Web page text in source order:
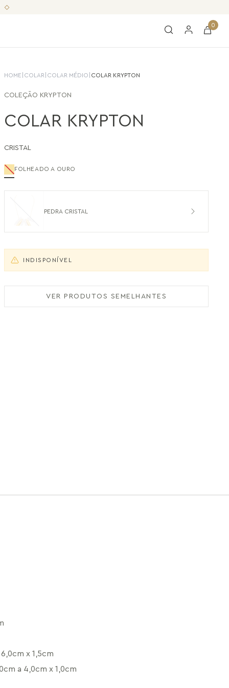
0
HOME COLAR COLAR MÉDIO COLAR KRYPTON
COLEÇÃO KRYPTON
COLAR KRYPTON
CRISTAL
FOLHEADO A OURO
PEDRA CRISTAL
INDISPONÍVEL
VER PRODUTOS SEMELHANTES
6,0cm x 1,5cm
a 4,0cm x 1,0cm